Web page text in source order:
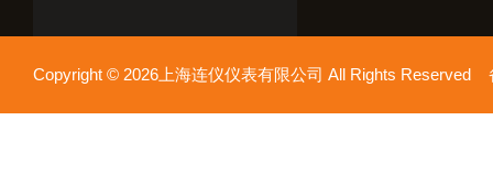
Copyright © 2026上海连仪仪表有限公司 All Rights Reserved